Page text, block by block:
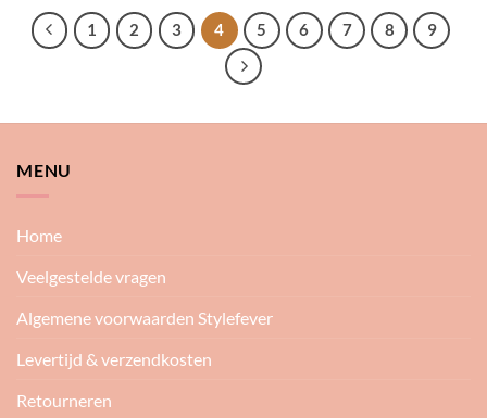
1 2 3 4 5 6 7 8 9
MENU
Home
Veelgestelde vragen
Algemene voorwaarden Stylefever
Levertijd & verzendkosten
Retourneren